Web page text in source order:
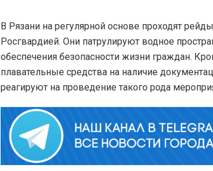
В Рязани на регулярной основе проходят
Росгвардией. Они патрулируют водное
обеспечения безопасности жизни граждан.
плавательные средства на наличие
реагируют на проведение такого рода